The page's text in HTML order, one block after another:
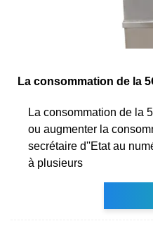
La consommation de la
La consommation de la
ou augmenter la
secrétaire d''Etat au
à plusieurs